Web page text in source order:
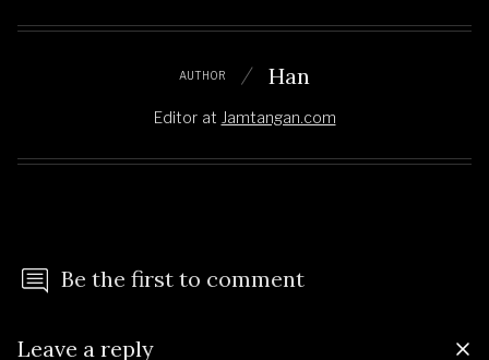
AUTHOR Han
Editor at Jamtangan.com
Be the first to comment
Leave a reply